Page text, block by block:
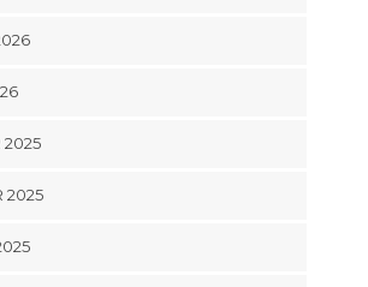
2025
2025